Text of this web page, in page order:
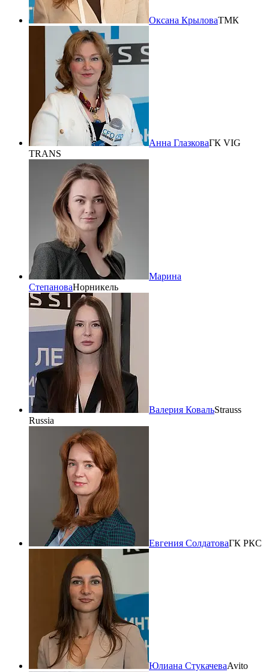
Оксана КрыловаТМК
Анна ГлазковаГК VIG
TRANS
Марина
СтепановаНорникель
Валерия КовальStrauss
Russia
Евгения СолдатоваГК РКС
Юлиана СтукачеваAvito